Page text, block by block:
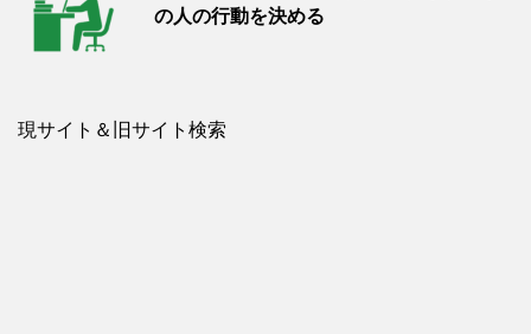
の人の行動を決める
現サイト＆旧サイト検索